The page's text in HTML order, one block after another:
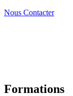
Nous Contacter
Formations